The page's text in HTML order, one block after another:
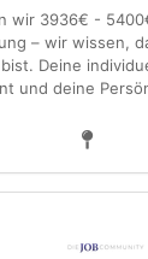
wir 3936€ -
– wir wissen,
Deine
und deine